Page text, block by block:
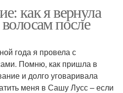
как я вернула
после
года я провела с
Помню, как пришла в
и долго уговаривала
меня в Сашу Лусс – если